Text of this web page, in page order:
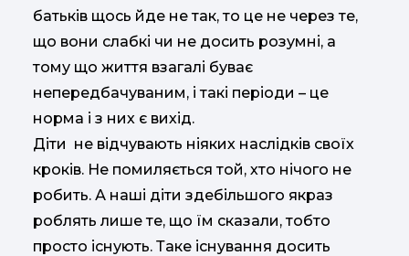
батьків щось йде не так, то це не через те,
що вони слабкі чи не досить розумні, а
тому що життя взагалі буває
непередбачуваним, і такі періоди – це
норма і з них є вихід.
Діти не відчувають ніяких наслідків своїх
кроків. Не помиляється той, хто нічого не
робить. А наші діти здебільшого якраз
роблять лише те, що їм сказали, тобто
просто існують. Таке існування досить